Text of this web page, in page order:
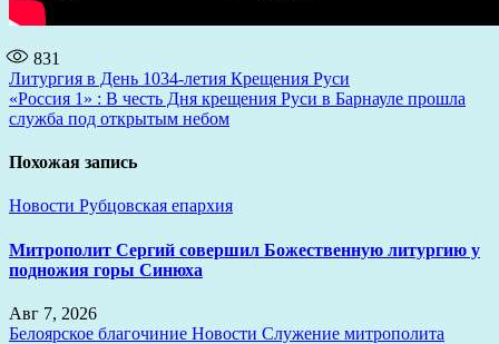
831
Навигация
по
Литургия в День 1034-летия Крещения Руси
«Россия 1» : В честь Дня крещения Руси в Барнауле прошла
служба под открытым небом
Похожая запись
Новости Рубцовская епархия
Митрополит Сергий совершил Божественную литургию у
подножия горы Синюха
Авг 7, 2026
Белоярское благочиние Новости Служение митрополита